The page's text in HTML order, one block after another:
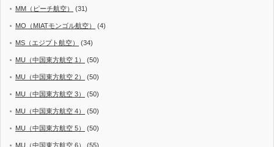
MM（ピーチ航空） (31)
MO（MIATモンゴル航空） (4)
MS（エジプト航空） (34)
MU（中国東方航空 1） (50)
MU（中国東方航空 2） (50)
MU（中国東方航空 3） (50)
MU（中国東方航空 4） (50)
MU（中国東方航空 5） (50)
MU（中国東方航空 6） (55)